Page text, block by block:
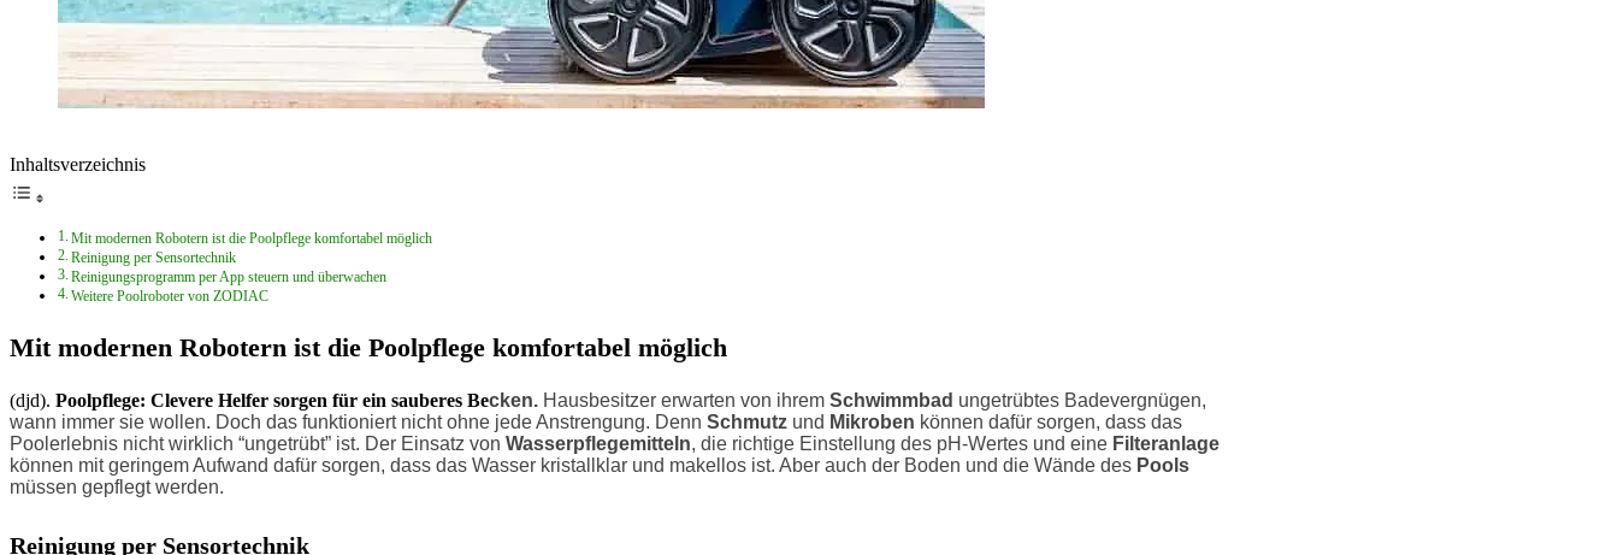
Inhaltsverzeichnis
Mit modernen Robotern ist die Poolpflege komfortabel möglich
Reinigung per Sensortechnik
Reinigungsprogramm per App steuern und überwachen
Weitere Poolroboter von ZODIAC
Mit modernen Robotern ist die Poolpflege komfortabel möglich
(djd). Poolpflege: Clevere Helfer sorgen für ein sauberes Becken. Hausbesitzer erwarten von ihrem Schwimmbad ungetrübtes Badevergnügen,
wann immer sie wollen. Doch das funktioniert nicht ohne jede Anstrengung. Denn Schmutz und Mikroben können dafür sorgen, dass das
Poolerlebnis nicht wirklich “ungetrübt” ist. Der Einsatz von Wasserpflegemitteln, die richtige Einstellung des pH-Wertes und eine Filteranlage
können mit geringem Aufwand dafür sorgen, dass das Wasser kristallklar und makellos ist. Aber auch der Boden und die Wände des Pools
müssen gepflegt werden.
Reinigung per Sensortechnik